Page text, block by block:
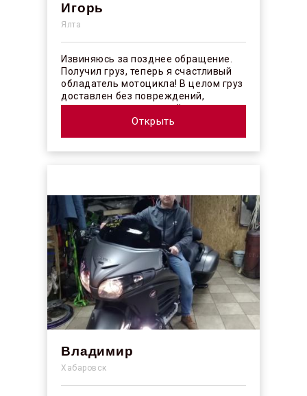
Игорь
Ялта
Извиняюсь за позднее обращение.
Получил груз, теперь я счастливый
обладатель мотоцикла! В целом груз
доставлен без повреждений,
огорчило отсутствие плёночного
Открыть
Владимир
Хабаровск